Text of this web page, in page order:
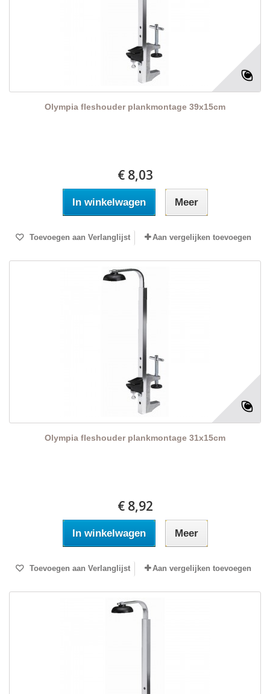
Olympia fleshouder plankmontage 39x15cm
€ 8,03
In winkelwagen Meer
Toevoegen aan Verlanglijst Aan vergelijken toevoegen
Olympia fleshouder plankmontage 31x15cm
€ 8,92
In winkelwagen Meer
Toevoegen aan Verlanglijst Aan vergelijken toevoegen